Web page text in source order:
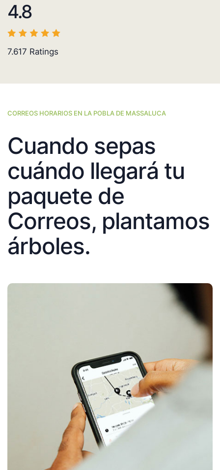
4.8
7.617 Ratings
CORREOS HORARIOS EN LA POBLA DE MASSALUCA
Cuando sepas
cuándo llegará tu
paquete de
Correos, plantamos
árboles.